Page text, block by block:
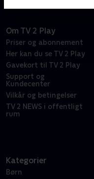
Om TV 2 Play
Priser og abonnement
Her kan du se TV 2 Play
Gavekort til TV 2 Play
Support og
Kundecenter
Vilkår og betingelser
TV 2 NEWS i offentligt
rum
Kategorier
Børn